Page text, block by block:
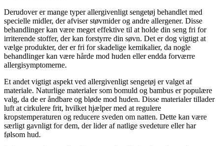
Derudover er mange typer allergivenligt sengetøj behandlet med
specielle midler, der afviser støvmider og andre allergener. Disse
behandlinger kan være meget effektive til at holde din seng fri for
irriterende stoffer, der kan forstyrre din søvn. Det er dog vigtigt at
vælge produkter, der er fri for skadelige kemikalier, da nogle
behandlinger kan være hårde mod huden eller endda forværre
allergisymptomerne.
Et andet vigtigt aspekt ved allergivenligt sengetøj er valget af
materiale. Naturlige materialer som bomuld og bambus er populære
valg, da de er åndbare og bløde mod huden. Disse materialer tillader
luft at cirkulere frit, hvilket hjælper med at regulere
kropstemperaturen og reducere sveden om natten. Dette kan være
særligt gavnligt for dem, der lider af natlige svedeture eller har
følsom hud.